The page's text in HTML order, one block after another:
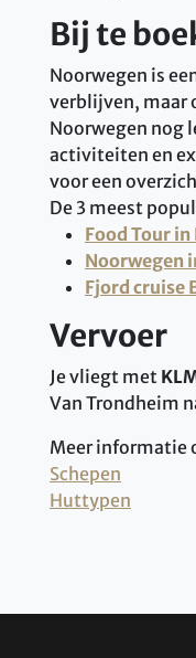
Bij te
Noorwegen is
verblijven, maar
Noorwegen nog
activiteiten en
voor een
De 3 meest
Food Tour in
Noorwegen
Fjord cruise
Vervoer
Je vliegt met
Van Trondheim
Meer informatie
Schepen
Huttypen